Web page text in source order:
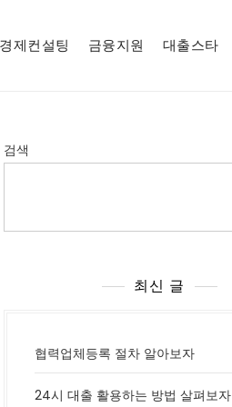
경제컨설팅 금융지원 대출스타
검색
최신 글
협력업체등록 절차 알아보자
24시 대출 활용하는 방법 살펴보자